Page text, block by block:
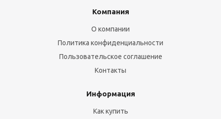
Компания
О компании
Политика конфиденциальности
Пользовательское соглашение
Контакты
Информация
Как купить